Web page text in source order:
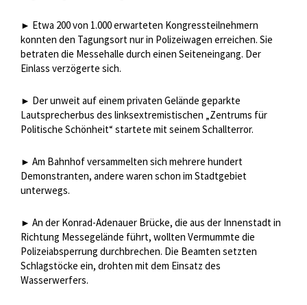
► Etwa 200 von 1.000 erwarteten Kongressteilnehmern
konnten den Tagungsort nur in Polizeiwagen erreichen. Sie
betraten die Messehalle durch einen Seiteneingang. Der
Einlass verzögerte sich.
► Der unweit auf einem privaten Gelände geparkte
Lautsprecherbus des linksextremistischen „Zentrums für
Politische Schönheit“ startete mit seinem Schallterror.
► Am Bahnhof versammelten sich mehrere hundert
Demonstranten, andere waren schon im Stadtgebiet
unterwegs.
► An der Konrad-Adenauer Brücke, die aus der Innenstadt in
Richtung Messegelände führt, wollten Vermummte die
Polizeiabsperrung durchbrechen. Die Beamten setzten
Schlagstöcke ein, drohten mit dem Einsatz des
Wasserwerfers.